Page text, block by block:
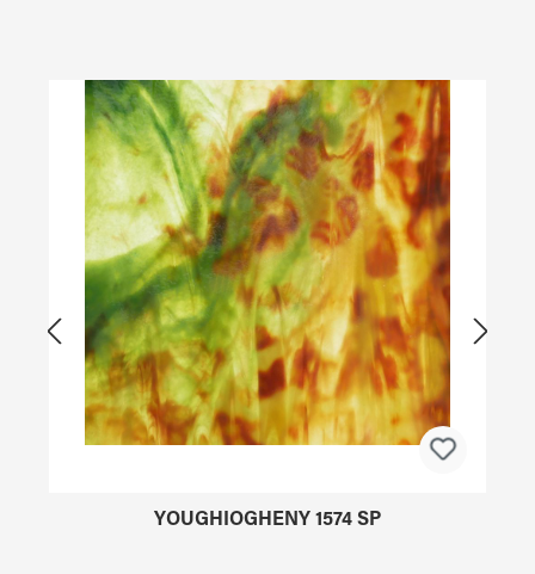
Produktgalerie überspringen
YOUGHIOGHENY 1574 SP